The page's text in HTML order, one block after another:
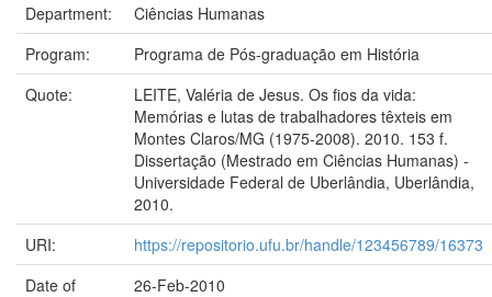
Department:
Ciências Humanas
Program:
Programa de Pós-graduação em História
Quote:
LEITE, Valéria de Jesus. Os fios da vida:
Memórias e lutas de trabalhadores têxteis em
Montes Claros/MG (1975-2008). 2010. 153 f.
Dissertação (Mestrado em Ciências Humanas) -
Universidade Federal de Uberlândia, Uberlândia,
2010.
URI:
https://repositorio.ufu.br/handle/123456789/16373
Date of
26-Feb-2010